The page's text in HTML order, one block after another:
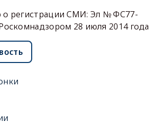
о регистрации СМИ: Эл № ФС77-
28 июля 2014 года